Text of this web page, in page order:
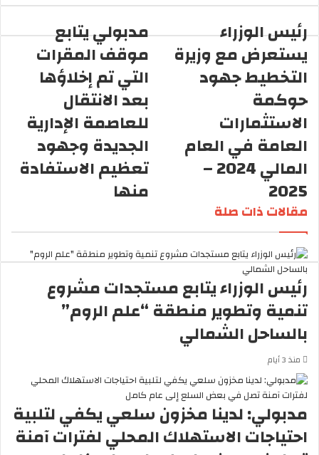
ا
ل
ك
ت
ر
و
ي
ا
رئيس الوزراء
يستعرض مع وزيرة
التخطيط جهود
حوكمة
الاستثمارات
العامة في العام
المالي 2024 –
2025
مدبولي يتابع
موقف المقرات
التي تم إخلاؤها
بعد الانتقال
للعاصمة الإدارية
الجديدة وجهود
تعظيم الاستفادة
منها
مقالات ذات صلة
رئيس الوزراء يتابع مستجدات مشروع
تنمية وتطوير منطقة “علم الروم”
بالساحل الشمالي
منذ 3 أيام
مدبولي: لدينا مخزون سلعي يكفي لتلبية
احتياجات الاستهلاك المحلي لفترات آمنة